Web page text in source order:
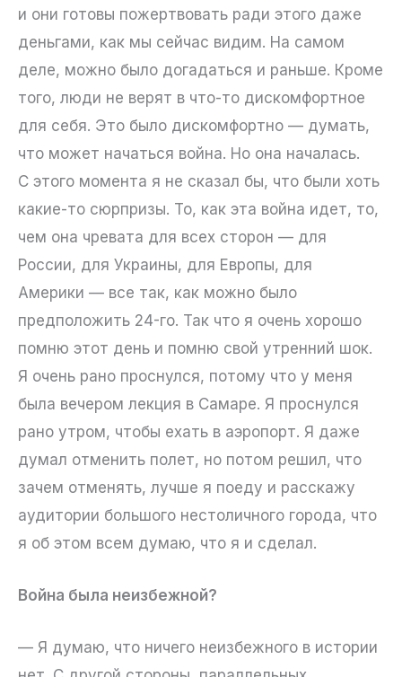
и они готовы пожертвовать ради этого даже
деньгами, как мы сейчас видим. На самом
деле, можно было догадаться и раньше. Кроме
того, люди не верят в что-то дискомфортное
для себя. Это было дискомфортно — думать,
что может начаться война. Но она началась.
С этого момента я не сказал бы, что были хоть
какие-то сюрпризы. То, как эта война идет, то,
чем она чревата для всех сторон — для
России, для Украины, для Европы, для
Америки — все так, как можно было
предположить 24-го. Так что я очень хорошо
помню этот день и помню свой утренний шок.
Я очень рано проснулся, потому что у меня
была вечером лекция в Самаре. Я проснулся
рано утром, чтобы ехать в аэропорт. Я даже
думал отменить полет, но потом решил, что
зачем отменять, лучше я поеду и расскажу
аудитории большого нестоличного города, что
я об этом всем думаю, что я и сделал.
Война была неизбежной?
— Я думаю, что ничего неизбежного в истории